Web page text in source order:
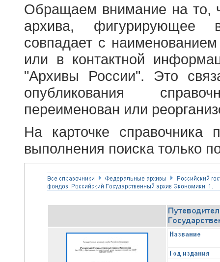
Обращаем внимание на то,
архива, фигурирующее
совпадает с
или в контактной
"Архивы России". Это
опубликования
переименован или
На карточке справочника
выполнения поиска только